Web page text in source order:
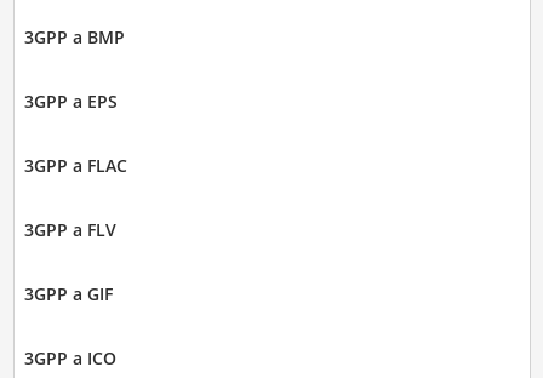
3GPP a BMP
3GPP a EPS
3GPP a FLAC
3GPP a FLV
3GPP a GIF
3GPP a ICO